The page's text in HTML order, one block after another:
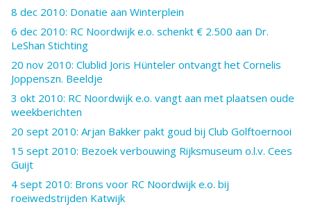
8 dec 2010: Donatie aan Winterplein
6 dec 2010: RC Noordwijk e.o. schenkt € 2.500 aan Dr.
LeShan Stichting
20 nov 2010: Clublid Joris Hünteler ontvangt het Cornelis
Joppenszn. Beeldje
3 okt 2010: RC Noordwijk e.o. vangt aan met plaatsen oude
weekberichten
20 sept 2010: Arjan Bakker pakt goud bij Club Golftoernooi
15 sept 2010: Bezoek verbouwing Rijksmuseum o.l.v. Cees
Guijt
4 sept 2010: Brons voor RC Noordwijk e.o. bij
roeiwedstrijden Katwijk